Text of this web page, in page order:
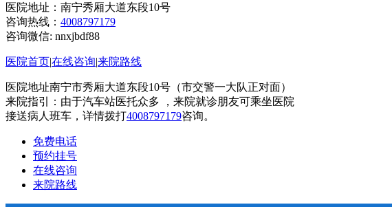
医院地址：南宁秀厢大道东段10号
咨询热线： 4008797179
咨询微信: nnxjbdf88
医院首页|在线咨询|来院路线
医院地址南宁市秀厢大道东段10号（市交警一大队正对面）
来院指引：由于汽车站医托众多 ，来院就诊朋友可乘坐医院
接送病人班车，详情拨打4008797179咨询。
免费电话
预约挂号
在线咨询
来院路线